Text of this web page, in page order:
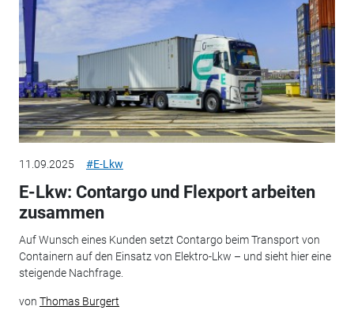
11.09.2025 #E-Lkw
E-Lkw: Contargo und Flexport arbeiten
zusammen
Auf Wunsch eines Kunden setzt Contargo beim Transport von
Containern auf den Einsatz von Elektro-Lkw – und sieht hier eine
steigende Nachfrage.
von Thomas Burgert